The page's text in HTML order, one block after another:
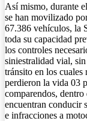
Así mismo, durante
se han movilizado
67.386 vehículos, la
toda su capacidad
los controles
siniestralidad vial,
tránsito en los cuales
perdieron la vida 03
comparendos, dentro
encuentran conducir
e infracciones a